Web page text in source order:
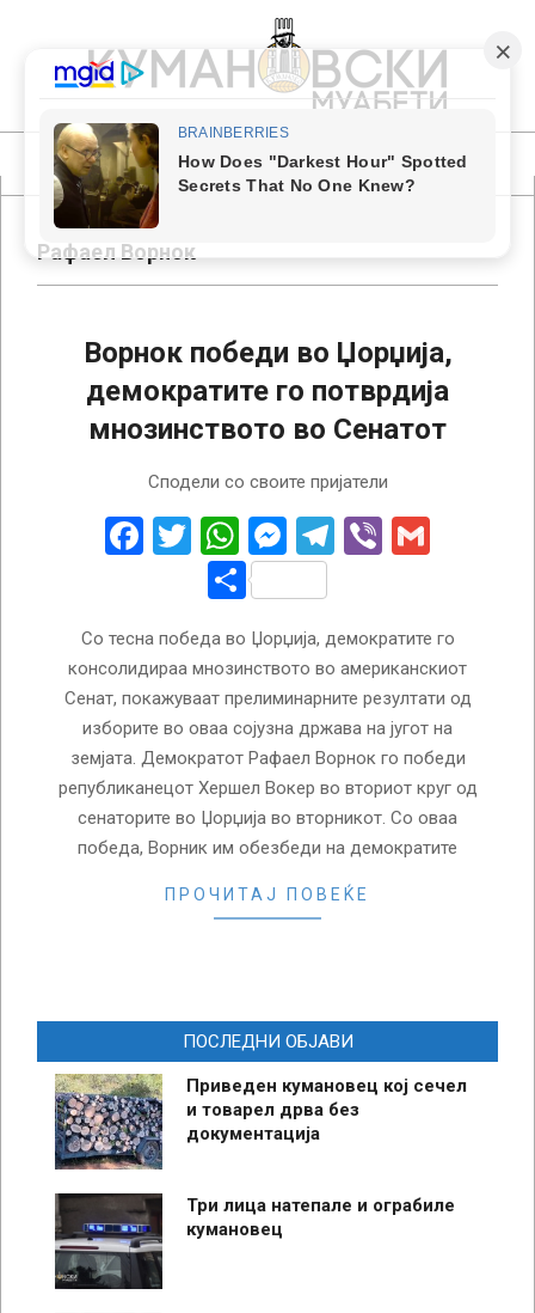
content
КУМАНОВСКИ
МУАБЕТИ
Primary
Navigation
MenuРафаел Ворнок
Ворнок победи во Џорџија,
демократите го потврдија
мнозинството во Сенатот
Сподели со своите пријатели
Facebook
Twitter
WhatsApp
Messenger
Telegram
Viber
Share
Со тесна победа во Џорџија, демократите го
консолидираа мнозинството во американскиот
Сенат, покажуваат прелиминарните резултати од
изборите во оваа сојузна држава на југот на
земјата. Демократот Рафаел Ворнок го победи
републиканецот Хершел Вокер во вториот круг од
сенаторите во Џорџија во вторникот. Со оваа
победа, Ворник им обезбеди на демократите
ПРОЧИТАЈ ПОВЕЌЕ
ПОСЛЕДНИ ОБЈАВИ
Приведен кумановец кој сечел
и товарел дрва без
документација
Три лица натепале и ограбиле
кумановец